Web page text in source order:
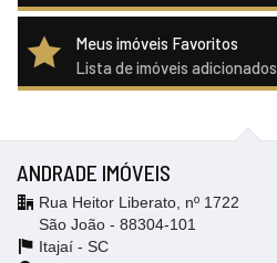
Meus imóveis Favoritos
Lista de imóveis adicionados
ANDRADE IMÓVEIS
Rua Heitor Liberato, nº 1722
São João - 88304-101
Itajaí - SC